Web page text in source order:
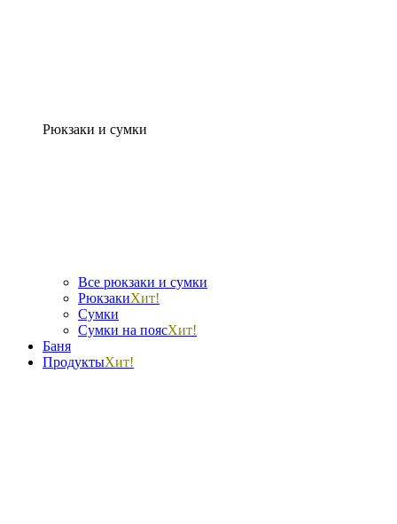
Рюкзаки и сумки
Все рюкзаки и сумки
РюкзакиХит!
Сумки
Сумки на поясХит!
Баня
ПродуктыХит!